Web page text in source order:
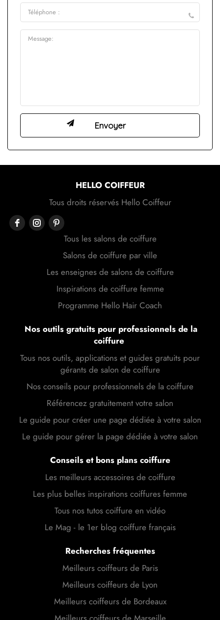
HELLO COIFFEUR
Tous droits réservés Hello Coiffeur
Tous les salons de coiffure
Salons de coiffure par ville
Les enseignes de salons de coiffure
Inspirations de coiffure femme
Programme Hello Hair Coach
Nos outils gratuits pour professionnels de la
coiffure
Tous nos outils, applications et guides gratuits pour
gérants de salon de coiffure
Nos conseils pour professionnels de la coiffure
Référencez gratuitement votre salon
Le guide pour créer une page dédiée à votre salon
Le guide pour gérer la page dédiée à votre salon
Conseils et bons plans coiffure
Les meilleurs accessoires de coiffure
Les plus belles inspirations coiffures femme
Tous nos tutos coiffure en vidéo
Le Mag - le 1er blog coiffure français
Recherches fréquentes
Meilleurs coiffeurs de Paris
Meilleurs coiffeurs de Lyon
Meilleurs coiffeurs de Bordeaux